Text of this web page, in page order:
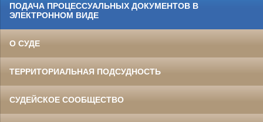
ПОДАЧА ПРОЦЕССУАЛЬНЫХ ДОКУМЕНТОВ В
ЭЛЕКТРОННОМ ВИДЕ
О СУДЕ
ТЕРРИТОРИАЛЬНАЯ ПОДСУДНОСТЬ
СУДЕЙСКОЕ СООБЩЕСТВО